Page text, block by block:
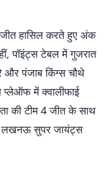
हासिल करते हुए अंक
पॉइंट्स टेबल में गुजरात
और पंजाब किंग्स चौथे
प्लेऑफ में क्वालीफाई
की टीम 4 जीत के साथ
लखनऊ सुपर जायंट्स